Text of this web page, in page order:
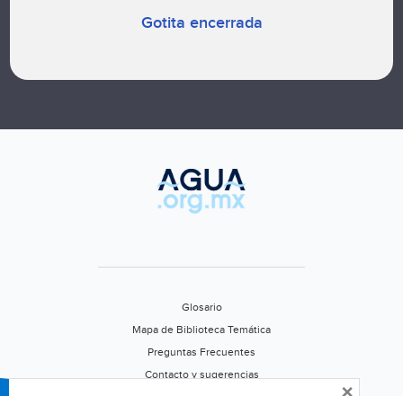
Gotita encerrada
Glosario
Mapa de Biblioteca Temática
Preguntas Frecuentes
Contacto y sugerencias